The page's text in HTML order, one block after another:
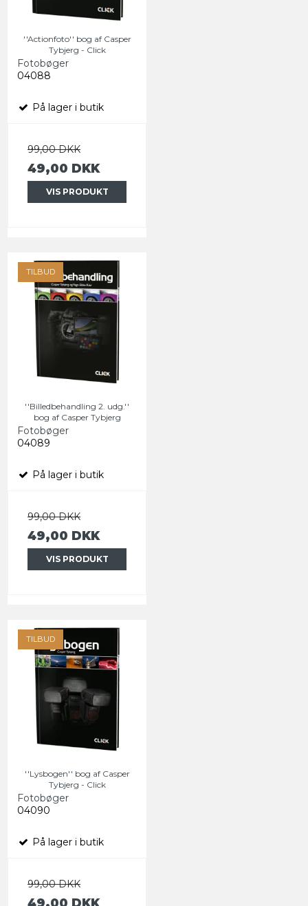
''Actionfoto'' bog af Casper
Tybjerg - Click
Fotobøger
04088
På lager i butik
99,00 DKK
49,00 DKK
VIS PRODUKT
TILBUD
''Billedbehandling 2. udg.''
bog af Casper Tybjerg
Fotobøger
04089
På lager i butik
99,00 DKK
49,00 DKK
VIS PRODUKT
TILBUD
''Lysbogen'' bog af Casper
Tybjerg - Click
Fotobøger
04090
På lager i butik
99,00 DKK
49,00 DKK